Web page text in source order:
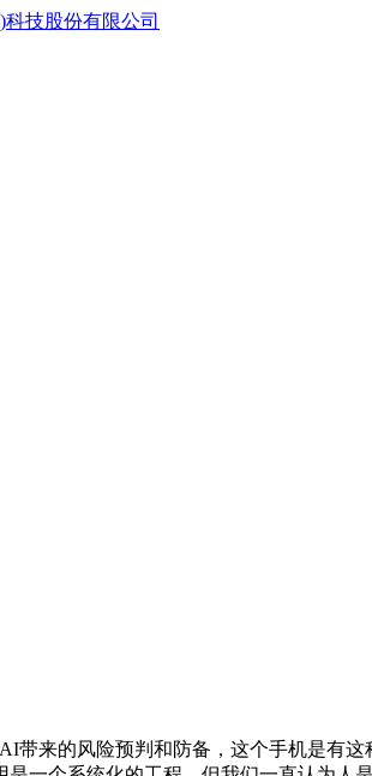
来的风险预判和防备，这个手机是有这